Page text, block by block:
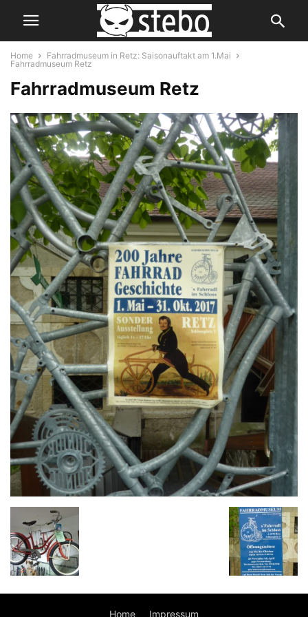
Home
Fahrradmuseum in Retz: Saisonauftakt am 1.Mai
Fahrradmuseum Retz
Fahrradmuseum Retz
Home Impressum